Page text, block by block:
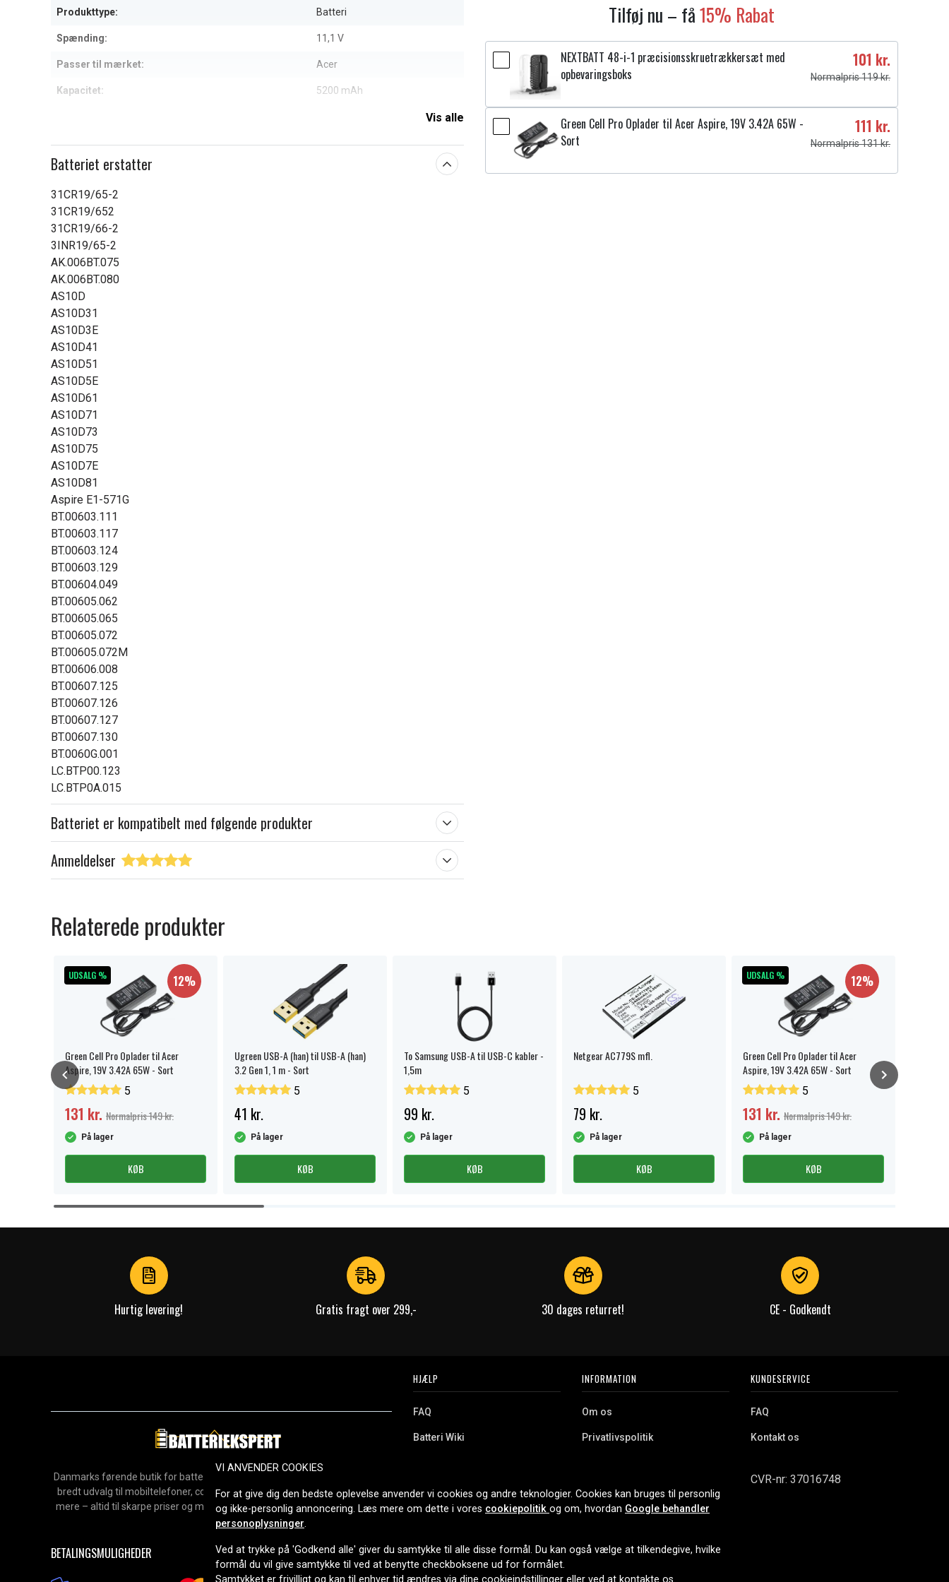
Produkttype: Batteri
Spænding: 11,1 V
Passer til mærket: Acer
Kapacitet: 5200 mAh
Vis alle
Batteriet erstatter
31CR19/65-2
31CR19/652
31CR19/66-2
3INR19/65-2
AK.006BT.075
AK.006BT.080
AS10D
AS10D31
AS10D3E
AS10D41
AS10D51
AS10D5E
AS10D61
AS10D71
AS10D73
AS10D75
AS10D7E
AS10D81
Aspire E1-571G
BT.00603.111
BT.00603.117
BT.00603.124
BT.00603.129
BT.00604.049
BT.00605.062
BT.00605.065
BT.00605.072
BT.00605.072M
BT.00606.008
BT.00607.125
BT.00607.126
BT.00607.127
BT.00607.130
BT.0060G.001
LC.BTP00.123
LC.BTP0A.015
Batteriet er kompatibelt med følgende produkter
Anmeldelser
Tilføj nu – få15% Rabat
NEXTBATT 48-i-1 præcisionsskruetrækkersæt med
opbevaringsboks
101 kr.
Normalpris 119 kr.
Green Cell Pro Oplader til Acer Aspire, 19V 3.42A 65W -
Sort
111 kr.
Normalpris 131 kr.
Relaterede produkter
UDSALG % 12%
Green Cell Pro Oplader til Acer
Aspire, 19V 3.42A 65W - Sort
5
131 kr. Normalpris 149 kr.
På lager
KØB
Ugreen USB-A (han) til USB-A (han)
3.2 Gen 1, 1 m - Sort
5
41 kr.
På lager
KØB
To Samsung USB-A til USB-C kabler -
1,5m
5
99 kr.
På lager
KØB
Netgear AC779S mfl.
5
79 kr.
På lager
KØB
UDSALG % 12%
Green Cell Pro Oplader til Acer
Aspire, 19V 3.42A 65W - Sort
5
131 kr. Normalpris 149 kr.
På lager
KØB
Item
Hurtig levering! Gratis fragt over 299,- 30 dages returret! CE - Godkendt
Danmarks førende butik for batterier, opladere og reservedele. Vi tilbyder et
bredt udvalg til mobiltelefoner, computere, værktøj, husholdning og meget
mere – altid til skarpe priser og med hurtig levering. Sikker nethandel siden
2006.
HJÆLP
FAQ
Batteri Wiki
Erhvervskunde
INFORMATION
Om os
Privatlivspolitik
Cookies
KUNDESERVICE
FAQ
Kontakt os
CVR-nr: 37016748
BETALINGSMULIGHEDER LEVERINGSMULIGHEDER
VI ANVENDER COOKIES
For at give dig den bedste oplevelse anvender vi cookies og andre teknologier. Cookies kan bruges til personlig
og ikke-personlig annoncering. Læs mere om dette i vores cookiepolitik og om, hvordan Google behandler
personoplysninger.
Ved at trykke på 'Godkend alle' giver du samtykke til alle disse formål. Du kan også vælge at tilkendegive, hvilke
formål du vil give samtykke til ved at benytte checkboksene ud for formålet.
Samtykket er frivilligt og kan til enhver tid ændres via dine cookieindstillinger eller ved at kontakte os.